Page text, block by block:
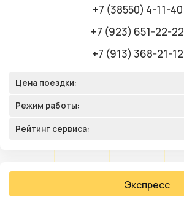
+7 (38550) 4-11-40
+7 (923) 651-22-22
+7 (913) 368-21-12
Цена поездки:
Режим работы:
Рейтинг сервиса:
Экспресс